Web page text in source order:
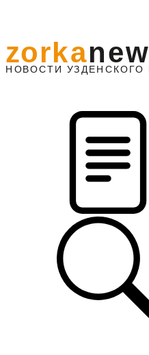
НО ВОСТИ УЗДЕНС КО ГО
zorkanew